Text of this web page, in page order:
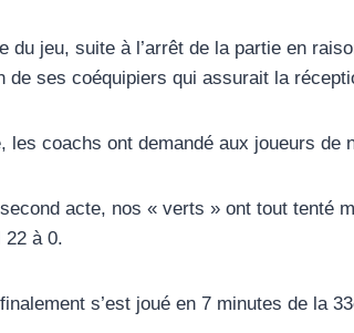
du jeu, suite à l’arrêt de la partie en
de ses coéquipiers qui assurait la
les coachs ont demandé aux joueurs
acte, nos « verts » ont tout tenté
22 à 0.
s’est joué en 7 minutes de la